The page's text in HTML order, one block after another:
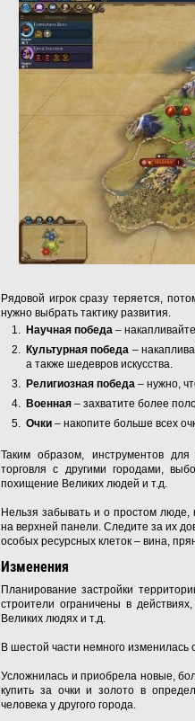
Рядовой игрок сразу теряется,
нужно выбрать тактику развития.
Научная победа –
Культурная победа –
а также шедевров искусства.
Религиозная победа – нужно,
Военная – захватите более
Очки – накопите больше всех
Таким образом, инструментов
торговля с другими городами,
похищение Великих людей и т.д.
Нельзя забывать и о простом люде,
на верхней панели. Следите за их
особых ресурсных клеток – вина,
Изменения
Планирование застройки
строители ограничены в
Великих людях и т.д.
В шестой части немного изменилась
Усложнилась и приобрела новые,
купить за очки и золото в
человека у другого города.